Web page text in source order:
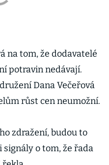
na tom, že dodavatelé
potravin nedávají.
Dana Večeřová
růst cen neumožní.
zdražení, budou to
o tom, že řada